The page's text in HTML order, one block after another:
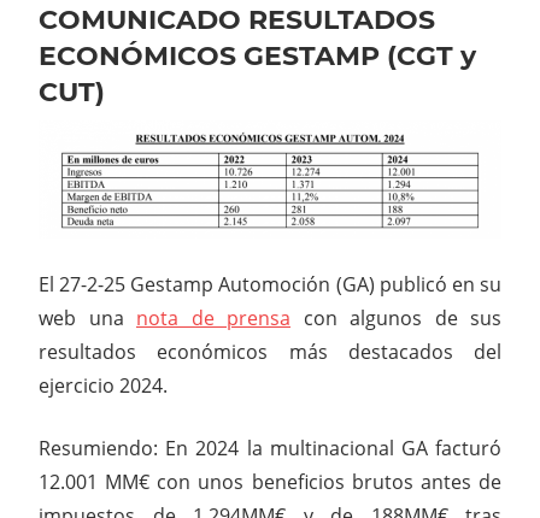
COMUNICADO RESULTADOS
ECONÓMICOS GESTAMP (CGT y
CUT)
El 27-2-25 Gestamp Automoción (GA) publicó en su
web una nota de prensa con algunos de sus
resultados económicos más destacados del
ejercicio 2024.
Resumiendo: En 2024 la multinacional GA facturó
12.001 MM€ con unos beneficios brutos antes de